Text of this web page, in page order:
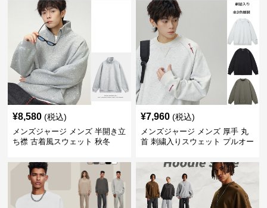
¥8,580 (税込)
メンズジャージ メンズ 半開き立
ち襟 古着風スウェット 秋冬
¥7,960 (税込)
メンズジャージ メンズ 厚手 丸
首 刺繍入りスウェット プルオー